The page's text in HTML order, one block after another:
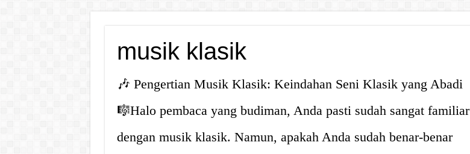
musik klasik
🎶 Pengertian Musik Klasik: Keindahan Seni Klasik yang Abadi
🎼Halo pembaca yang budiman, Anda pasti sudah sangat familiar
dengan musik klasik. Namun, apakah Anda sudah benar-benar